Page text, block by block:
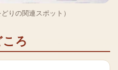
りの関連スポット）
ろ